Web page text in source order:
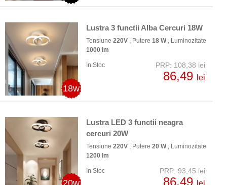
18w
Lustra 3 functii Alba Cercuri 18W
Tensiune 220V , Putere 18 W, Luminozitate
1000 lm
In Stoc PRP: 108,38 lei
86,49 lei
Lustra LED 3 functii neagra
cercuri 20W
Tensiune 220V , Putere 20 W, Luminozitate
1200 lm
In Stoc PRP: 93,45 lei
86,49